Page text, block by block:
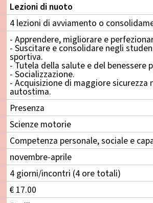
Lezioni di nuoto
4 lezioni di avviamento o
- Apprendere, migliorare e
- Suscitare e consolidare negli
sportiva.
- Tutela della salute e del benessere
- Socializzazione.
- Acquisizione di maggiore
autostima.
Presenza
Scienze motorie
Competenza personale, sociale e
novembre-aprile
4 giorni/incontri (4 ore totali)
€ 17.00